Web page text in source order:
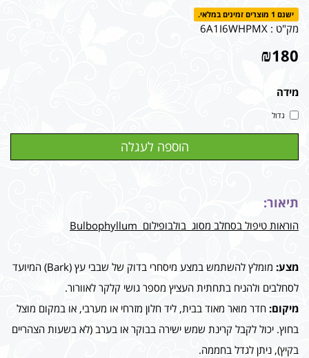
ישנם 1 מוצרים זמינים במלאי.
מק"ט : 6A1I6WHPMX
₪180
מידה
גדול
תיאור:
הוראות טיפול בסחלב מסוג בולבופילום Bulbophyllum
מצע:
מומלץ להשתמש במצע מיסחרי בדוק של שבבי עץ (Bark) המיועד
לסחלבים ולהניח בתחתית העציץ מספר גושי קלקר לאוורור.
מיקום: חדר מואר מאוד בבית, ליד חלון מזרחי או מערבי, או במקום מוצל
בחוץ. יכול לקבל קרינת שמש ישירה בבוקר או בערב (לא בשעות הצהריים
בקיץ), ניתן לגדל בחממה.